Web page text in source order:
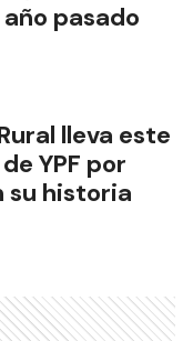
pasado
lleva este
YPF por
su historia